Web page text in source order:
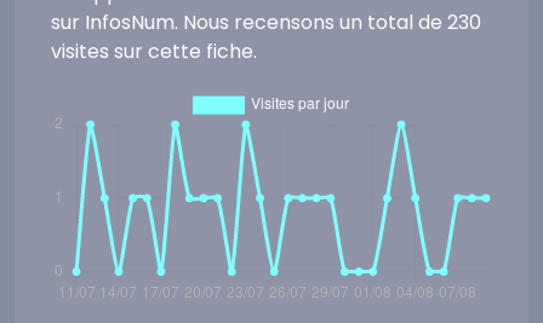
sur InfosNum. Nous recensons un total de 230
visites sur cette fiche.